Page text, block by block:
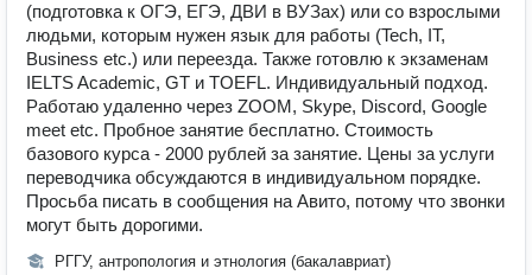
(подготовка к ОГЭ, ЕГЭ, ДВИ в ВУЗах) или со взрослыми
людьми, которым нужен язык для работы (Tech, IT,
Business etc.) или переезда. Также готовлю к экзаменам
IELTS Academic, GT и TOEFL. Индивидуальный подход.
Работаю удаленно через ZOOM, Skype, Discord, Google
meet etc. Пробное занятие бесплатно. Стоимость
базового курса - 2000 рублей за занятие. Цены за услуги
переводчика обсуждаются в индивидуальном порядке.
Просьба писать в сообщения на Авито, потому что звонки
могут быть дорогими.
РГГУ, антропология и этнология (бакалавриат)